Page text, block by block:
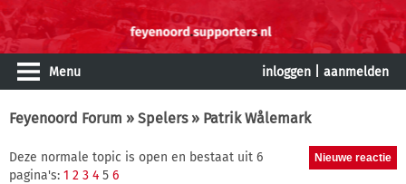
Menu inloggen aanmelden
Feyenoord Forum » Spelers» Patrik Wålemark
Deze normale topic is open en bestaat uit 6
pagina's: 1 2 3 4 5 6